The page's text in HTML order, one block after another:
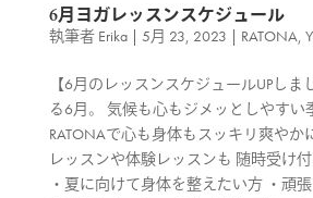
6月ヨガレッスンスケジュール
執筆者 Erika| 5月 23, 2023 | RATONA,
【6月のレッスンスケジュールUPしま
る6月。 気候も心もジメッとしやすい
RATONAで心も身体もスッキリ爽やか
レッスンや体験レッスンも 随時受け
・夏に向けて身体を整えたい方 ・頑